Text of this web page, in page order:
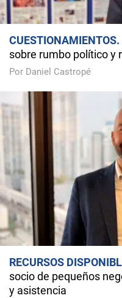
CUESTIONAMIENTOS
sobre rumbo político y
Por Daniel Castropé
RECURSOS
socio de pequeños
y asistencia